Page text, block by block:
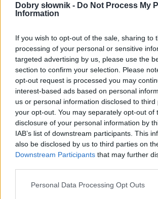
Dobry słownik - Do Not Process My
Information
If you wish to opt-out of the sale, sharing to
processing of your personal or sensitive
targeted advertising by us, please use the
section to confirm your selection. Please
opt-out request is processed you may
interest-based ads based on personal
us or personal information disclosed to
your opt-out. You may separately opt-out of
disclosure of your personal information by
IAB’s list of downstream participants. This
also be disclosed by us to third parties on
Downstream Participants that may further
Please note that this website/app uses one
Personal Data Processing Opt Outs
Pozostały wątpliwości? Brakuje
Zobacz, co zyskują abonenci
SPRAWDŹ